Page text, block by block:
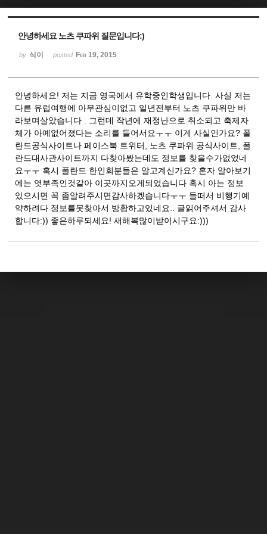
안녕하세요 노츠 쿠파위 질문입니다:)
by 식이 posted Feb 19, 2015
안녕하세요! 저는 지금 영국에서 유학중인학생입니다. 사실 저는
다른 유럽여행에 아무관심이없고 일년전부터 노츠 쿠파위만 바
라보며살았습니다 . 그런데 작년에 재정난으로 취소되고 축제자
체가 아예없어졌다는 소리를 들어서요ㅜㅜ 이게 사실인가요? 폴
란드공식사이트나 페이스북 트위터, 노츠 쿠파위 공식사이트, 폴
란드대사관사이트까지 다찾아봤는데도 정보를 찾을수가없었네
요ㅜㅜ 혹시 폴란드 한인회분들은 알고계신가요? 혼자 알아보기
에는 엿부족인것같아 이곳까지오게되었습니다 혹시 아는 정보
있으시면 꼭 좀알려주시면감사하겠습니다ㅜㅜ 들떠서 비행기예
약하려다 정보를못찾아서 방황하고있네요.. 글읽어주셔서 감사
합니다:)) 좋은하루되세요! 새해복많이받이시구요:)))
Sketchbook5, 스케치북5